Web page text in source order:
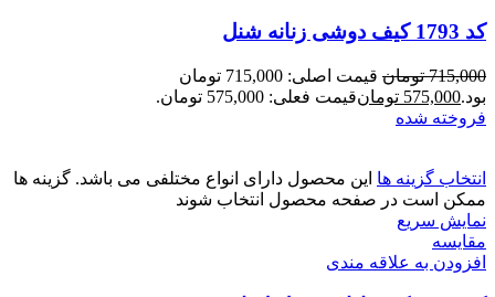
کد 1793 کیف دوشی زنانه شنل
715,000 تومان
قیمت اصلی: 715,000 تومان
بود.575,000 تومانقیمت فعلی: 575,000 تومان.
فروخته شده
انتخاب گزینه ها این محصول دارای انواع مختلفی می باشد. گزینه ها
ممکن است در صفحه محصول انتخاب شوند
نمایش سریع
مقايسه
افزودن به علاقه مندی